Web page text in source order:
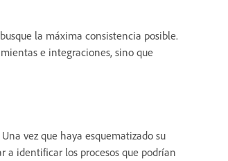
la máxima consistencia posible.
e integraciones, sino que
vez que haya esquematizado su
a identificar los procesos que podrían